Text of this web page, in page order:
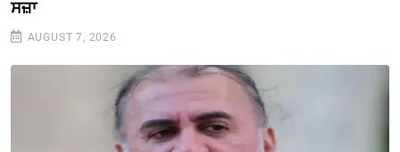
ਸਜ਼ਾ
AUGUST 7, 2026